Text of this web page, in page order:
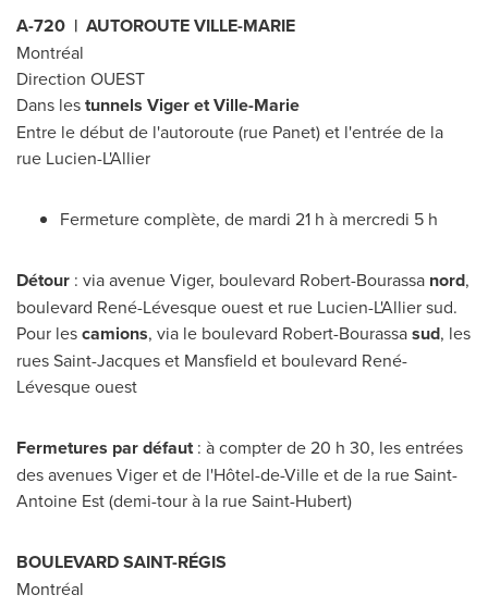
A-720 | AUTOROUTEVILLE-MARIE
Montréal
Direction OUEST
Dans lestunnels Viger etVille-Marie
Entre le début de l'autoroute (rue Panet) et l'entrée de la
rue Lucien-L'Allier
Fermeture complète, de mardi 21 h à mercredi 5 h
Détour : via avenue Viger, boulevard Robert-Bourassa nord,
boulevard René-Lévesque ouest et rue Lucien-L'Allier sud.
Pour lescamions, via le boulevard Robert-Bourassasud, les
ruesSaint-Jacqueset Mansfield et boulevard René-
Lévesque ouest
Fermetures par défaut: à compter de 20 h 30, les entrées
des avenues Viger et de l'Hôtel-de-Ville et de la rue Saint-
Antoine Est (demi-tour à la rueSaint-Hubert)
BOULEVARD SAINT-RÉGIS
Montréal